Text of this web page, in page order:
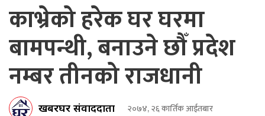
काभ्रेको हरेक घर घरमा
बामपन्थी, बनाउने छौँ प्रदेश
नम्बर तीनको राजधानी
खबरघर संवाददाता २०७४, २६ कार्तिक आईतबार